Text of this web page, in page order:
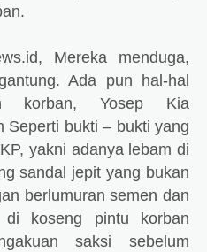
Mereka menduga,
Ada pun hal-hal
korban,Yosep Kia
Seperti bukti – bukti yang
yakni adanya lebam di
sandal jepit yang bukan
berlumuran semen dan
koseng pintu korban
saksi sebelum